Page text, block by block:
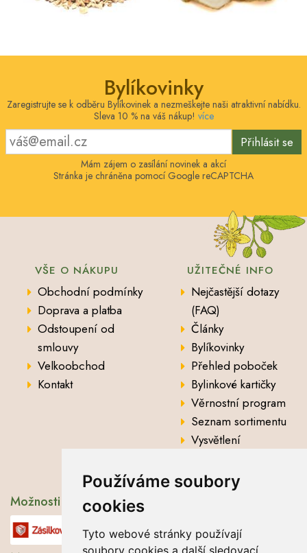
Používáme soubory
cookies
Tyto webové stránky používají
soubory cookies a další sledovací
Bylíkovinky
Zaregistrujte se k odběru Bylíkovinek a nezmeškejte naši atraktivní nabídku.
Sleva 10 % na váš nákup! více
Přihlásit se
Mám zájem o zasílání novinek a akcí
Stránka je chráněna pomocí Google reCAPTCHA
VŠE O NÁKUPU
Obchodní podmínky
Doprava a platba
Odstoupení od
smlouvy
Velkoobchod
Kontakt
UŽITEČNÉ INFO
Nejčastější dotazy
(FAQ)
Články
Bylíkovinky
Přehled poboček
Bylinkové kartičky
Věrnostní program
Seznam sortimentu
Vysvětlení
Možnosti dopravy